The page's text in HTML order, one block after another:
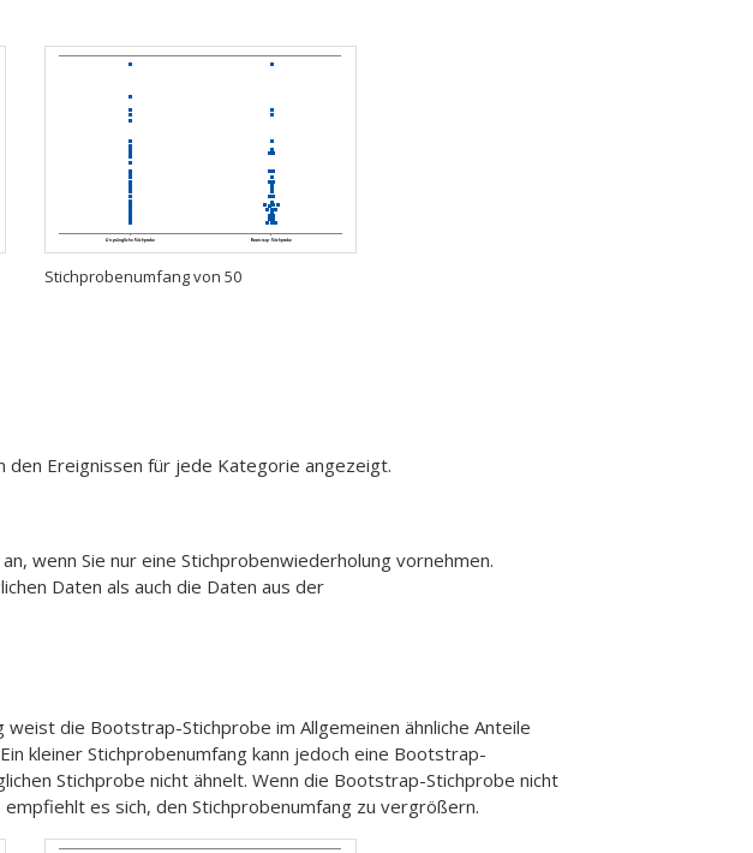
Stichprobenumfang von 50
den Ereignissen für jede Kategorie angezeigt.
wenn Sie nur eine Stichprobenwiederholung vornehmen.
Daten als auch die Daten aus der
die Bootstrap-Stichprobe im Allgemeinen ähnliche Anteile
kleiner Stichprobenumfang kann jedoch eine Bootstrap-
Stichprobe nicht ähnelt. Wenn die Bootstrap-Stichprobe nicht
es sich, den Stichprobenumfang zu vergrößern.